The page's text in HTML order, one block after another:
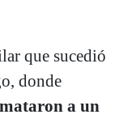
que sucedió
donde
a un